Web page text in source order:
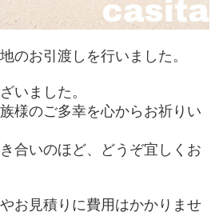
のお引渡しを行いました。
いました。
様のご多幸を心からお祈りい
合いのほど、どうぞ宜しくお
お見積りに費用はかかりませ